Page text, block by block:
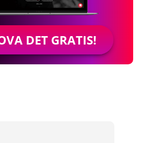
DET GRATIS!